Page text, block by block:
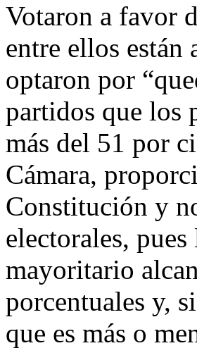
Votaron a favor
entre ellos
optaron por
partidos que los
más del 51 por
Cámara,
Constitución y
electorales,
mayoritario
porcentuales y,
que es más o